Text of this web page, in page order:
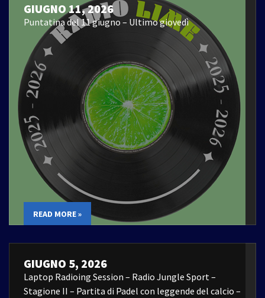
GIUGNO 11, 2026
Puntatina del 11 giugno – Ultimo giovedì
READ MORE »
GIUGNO 5, 2026
Laptop Radioing Session – Radio Jungle Sport –
Stagione II – Partita di Padel con leggende del calcio –